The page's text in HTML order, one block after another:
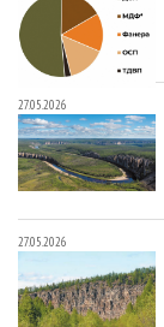
27.05.2026
27.05.2026